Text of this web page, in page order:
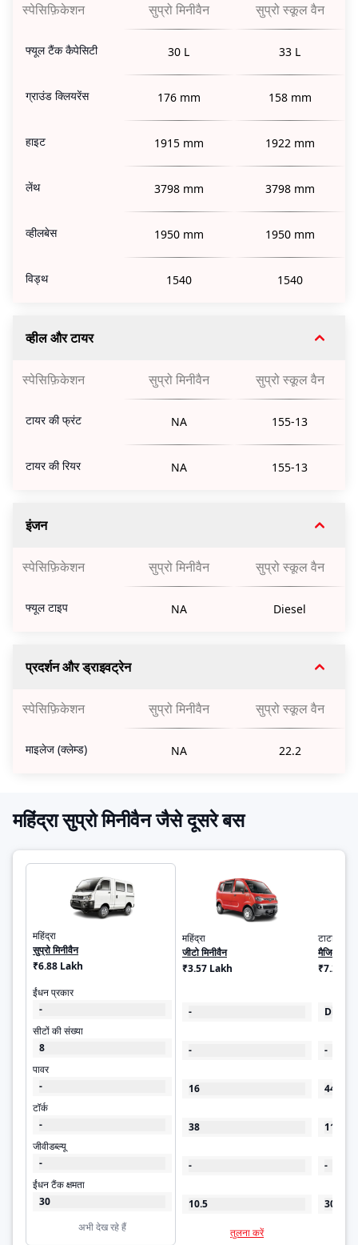
स्पेसिफ़िकेशन सुप्रो मिनीवैन सुप्रो स्कूल वैन
फ्यूल टैंक कैपेसिटी 30 L 33 L
ग्राउंड क्लियरेंस 176 mm 158 mm
हाइट 1915 mm 1922 mm
लेंथ 3798 mm 3798 mm
व्हीलबेस 1950 mm 1950 mm
विड्थ 1540 1540
व्हील और टायर
स्पेसिफ़िकेशन सुप्रो मिनीवैन सुप्रो स्कूल वैन
टायर की फ्रंट NA 155-13
टायर की रियर NA 155-13
इंजन
स्पेसिफ़िकेशन सुप्रो मिनीवैन सुप्रो स्कूल वैन
फ्यूल टाइप NA Diesel
प्रदर्शन और ड्राइवट्रेन
स्पेसिफ़िकेशन सुप्रो मिनीवैन सुप्रो स्कूल वैन
माइलेज (क्लेम्ड) NA 22.2
महिंद्रा सुप्रो मिनीवैन जैसे दूसरे बस
महिंद्रा
सुप्रो मिनीवैन
₹6.88 Lakh
ईंधन प्रकार
-
सीटों की संख्या
8
पावर
-
टॉर्क
-
जीवीडब्ल्यू
-
ईंधन टैंक क्षमता
30
अभी देख रहे हैं
महिंद्रा
जीटो मिनीवैन
₹3.57 Lakh
-
-
16
38
-
10.5
तुलना करें
टाटा
मैजिक
₹7.27
Diesel
-
44
110
-
30